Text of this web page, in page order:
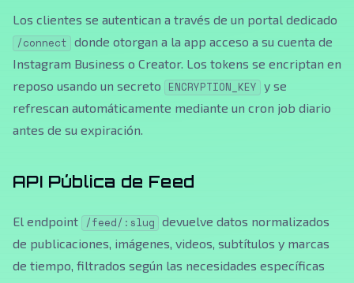
Los clientes se autentican a través de un portal dedicado
/connect donde otorgan a la app acceso a su cuenta de
Instagram Business o Creator. Los tokens se encriptan en
reposo usando un secreto ENCRYPTION_KEY y se
refrescan automáticamente mediante un cron job diario
antes de su expiración.
API Pública de Feed
El endpoint /feed/:slug devuelve datos normalizados
de publicaciones, imágenes, videos, subtítulos y marcas
de tiempo, filtrados según las necesidades específicas